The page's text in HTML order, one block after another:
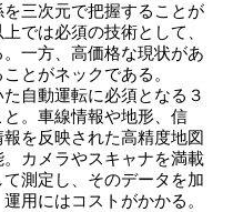
三次元で把握することが
では必須の技術として、
一方、高価格な現状があ
とがネックである。
自動運転に必須となる３
。車線情報や地形、信
を反映された高精度地図
カメラやスキャナを満載
測定し、そのデータを加
用にはコストがかかる。